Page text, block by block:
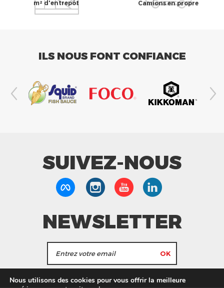
m² d'entrepôt Camions en propre
ILS NOUS FONT CONFIANCE
SUIVEZ-NOUS
NEWSLETTER
J'accepte de recevoir les actualités et les
Nous utilisons des cookies pour vous offrir la meilleure